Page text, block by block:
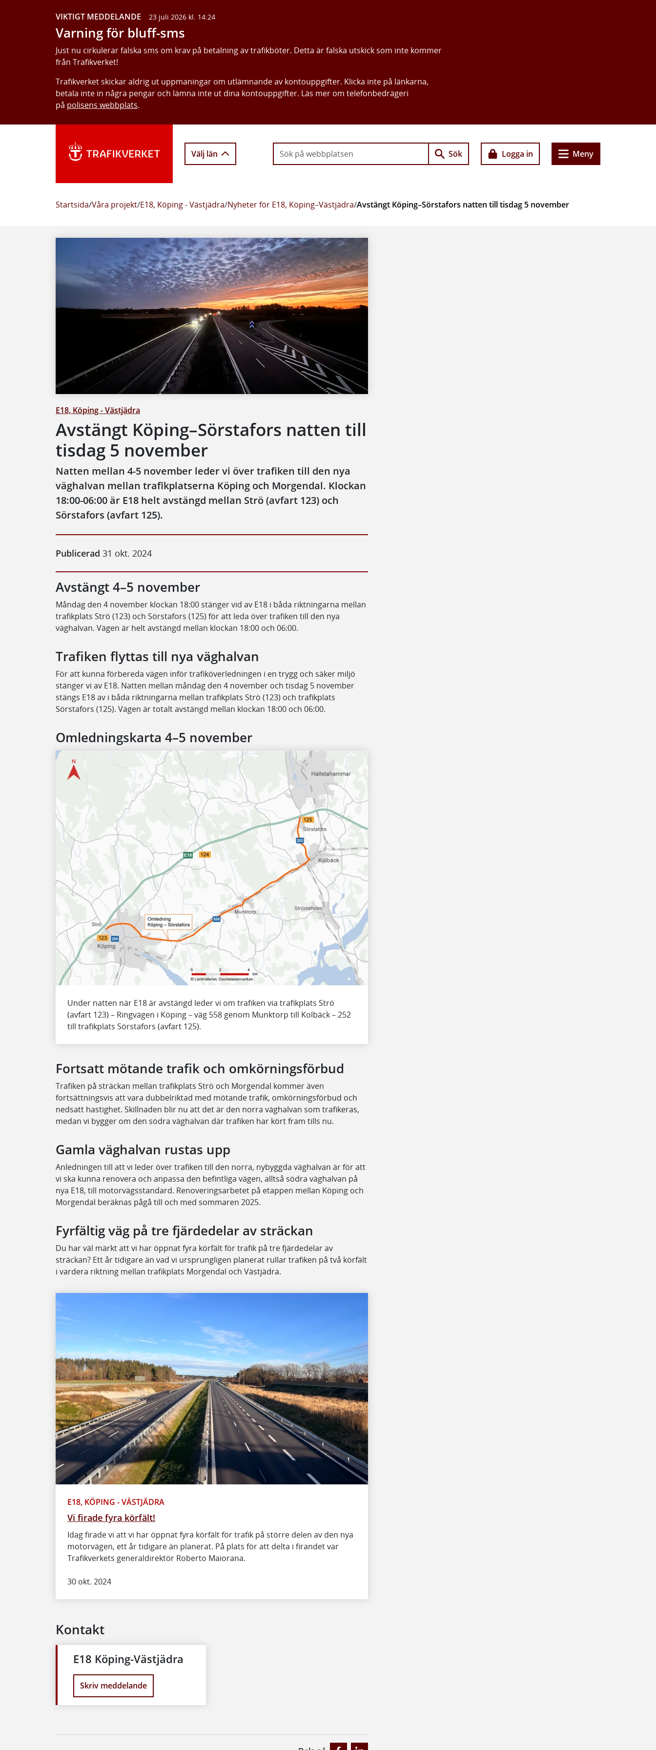
VIKTIGT MEDDELANDE 23 juli 2026 kl. 14:24
Varning för bluff-sms
Just nu cirkulerar falska sms om krav på betalning av trafikböter. Detta är falska utskick som inte kommer
från Trafikverket!
Trafikverket skickar aldrig ut uppmaningar om utlämnande av kontouppgifter. Klicka inte på länkarna,
betala inte in några pengar och lämna inte ut dina kontouppgifter. Läs mer om telefonbedrägeri
på polisens webbplats.
Välj län Sök Logga in Meny
Startsida/Våra projekt/E18, Köping - Västjädra/Nyheter för E18, Köping–Västjädra/Avstängt Köping–Sörstafors natten till tisdag 5 november
E18, Köping - Västjädra
Avstängt Köping–Sörstafors natten till
tisdag 5 november
Natten mellan 4-5 november leder vi över trafiken till den nya
väghalvan mellan trafikplatserna Köping och Morgendal. Klockan
18:00-06:00 är E18 helt avstängd mellan Strö (avfart 123) och
Sörstafors (avfart 125).
Publicerad 31 okt. 2024
Avstängt 4–5 november
Måndag den 4 november klockan 18:00 stänger vid av E18 i båda riktningarna mellan
trafikplats Strö (123) och Sörstafors (125) för att leda över trafiken till den nya
väghalvan. Vägen är helt avstängd mellan klockan 18:00 och 06:00.
Trafiken flyttas till nya väghalvan
För att kunna förbereda vägen inför trafiköverledningen i en trygg och säker miljö
stänger vi av E18. Natten mellan måndag den 4 november och tisdag 5 november
stängs E18 av i båda riktningarna mellan trafikplats Strö (123) och trafikplats
Sörstafors (125). Vägen är totalt avstängd mellan klockan 18:00 och 06:00.
Omledningskarta 4–5 november
Under natten när E18 är avstängd leder vi om trafiken via trafikplats Strö
(avfart 123) – Ringvägen i Köping – väg 558 genom Munktorp till Kolbäck – 252
till trafikplats Sörstafors (avfart 125).
Fortsatt mötande trafik och omkörningsförbud
Trafiken på sträckan mellan trafikplats Strö och Morgendal kommer även
fortsättningsvis att vara dubbelriktad med mötande trafik, omkörningsförbud och
nedsatt hastighet. Skillnaden blir nu att det är den norra väghalvan som trafikeras,
medan vi bygger om den södra väghalvan där trafiken har kört fram tills nu.
Gamla väghalvan rustas upp
Anledningen till att vi leder över trafiken till den norra, nybyggda väghalvan är för att
vi ska kunna renovera och anpassa den befintliga vägen, alltså södra väghalvan på
nya E18, till motorvägsstandard. Renoveringsarbetet på etappen mellan Köping och
Morgendal beräknas pågå till och med sommaren 2025.
Fyrfältig väg på tre fjärdedelar av sträckan
Du har väl märkt att vi har öppnat fyra körfält för trafik på tre fjärdedelar av
sträckan? Ett år tidigare än vad vi ursprungligen planerat rullar trafiken på två körfält
i vardera riktning mellan trafikplats Morgendal och Västjädra.
E18, KÖPING - VÄSTJÄDRA
Vi firade fyra körfält!
Idag firade vi att vi har öppnat fyra körfält för trafik på större delen av den nya
motorvägen, ett år tidigare än planerat. På plats för att delta i firandet var
Trafikverkets generaldirektör Roberto Maiorana.
30 okt. 2024
Kontakt
E18 Köping-Västjädra
Skriv meddelande